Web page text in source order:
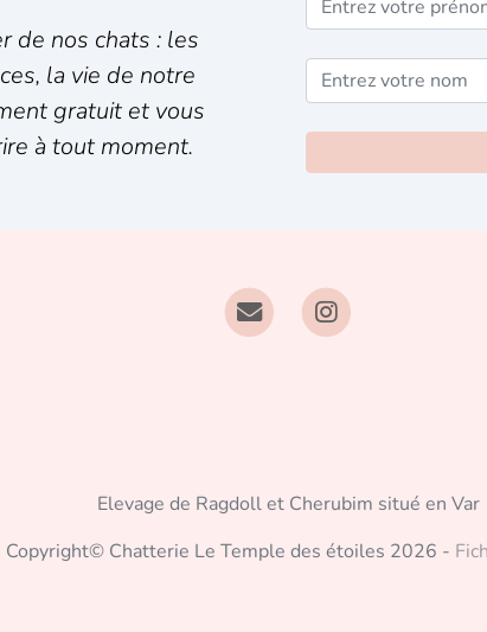
de nos chats : les
la vie de notre
gratuit et vous
à tout moment.
Elevage de Ragdoll et Cherubim situé en Var
Copyright© Chatterie Le Temple des étoiles 2026 -